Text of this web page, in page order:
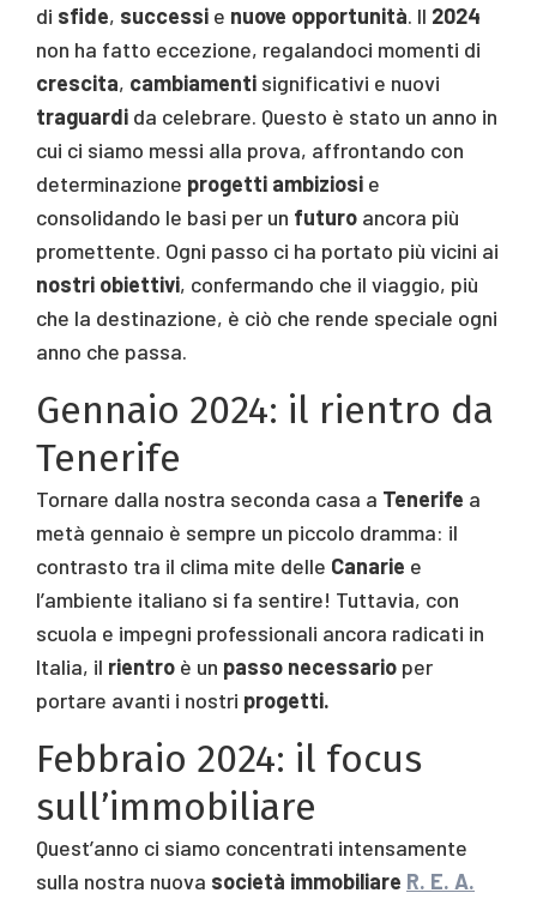
di sfide, successi e nuove opportunità. Il 2024
non ha fatto eccezione, regalandoci momenti di
crescita, cambiamenti significativi e nuovi
traguardi da celebrare. Questo è stato un anno in
cui ci siamo messi alla prova, affrontando con
determinazione progetti ambiziosi e
consolidando le basi per un futuro ancora più
promettente. Ogni passo ci ha portato più vicini ai
nostri obiettivi, confermando che il viaggio, più
che la destinazione, è ciò che rende speciale ogni
anno che passa.
Gennaio 2024: il rientro da
Tenerife
Tornare dalla nostra seconda casa a Tenerife a
metà gennaio è sempre un piccolo dramma: il
contrasto tra il clima mite delle Canarie e
l’ambiente italiano si fa sentire! Tuttavia, con
scuola e impegni professionali ancora radicati in
Italia, il rientro è un passo necessario per
portare avanti i nostri progetti.
Febbraio 2024: il focus
sull’immobiliare
Quest’anno ci siamo concentrati intensamente
sulla nostra nuova società immobiliare R. E. A.